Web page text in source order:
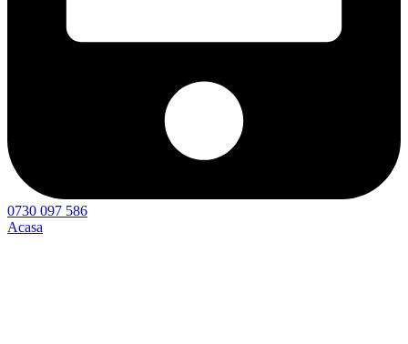
0730 097 586
Acasa